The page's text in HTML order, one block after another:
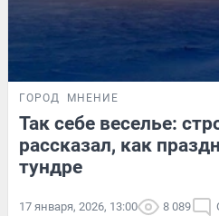
ГОРОД МНЕНИЕ
Так себе веселье:
рассказал, как
тундре
17 января, 2026, 13:00 8 089